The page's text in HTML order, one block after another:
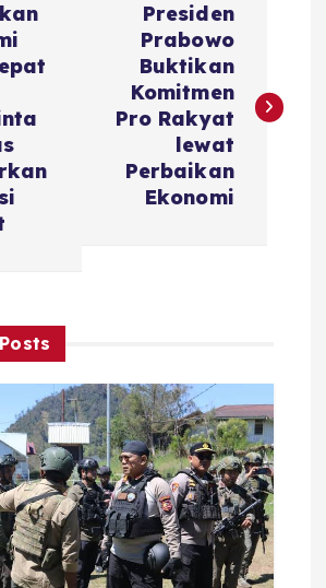
Presiden
Prabowo
Buktikan
Komitmen
Pro Rakyat
lewat
Perbaikan
Ekonomi